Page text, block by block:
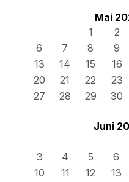
Mai
1
2
6
7 8 9
13
14 15 16
20
21 22 23
27
28 29 30
Juni
3
4 5 6
10
11 12 13